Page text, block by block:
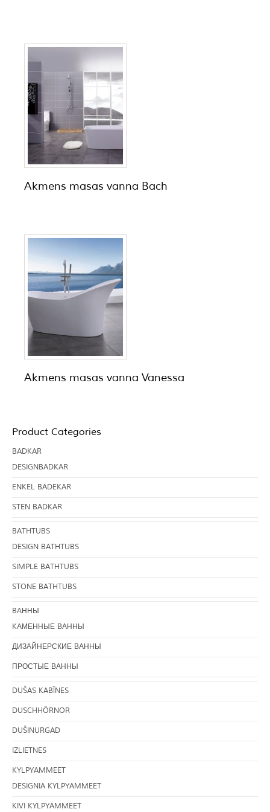
Akmens masas vanna Bach
Akmens masas vanna Vanessa
Product Categories
BADKAR
DESIGNBADKAR
ENKEL BADEKAR
STEN BADKAR
BATHTUBS
DESIGN BATHTUBS
SIMPLE BATHTUBS
STONE BATHTUBS
BАННЫ
KАМЕННЫЕ ВАННЫ
ДИЗАЙНЕРСКИЕ ВАННЫ
ПРОСТЫЕ ВАННЫ
DUŠAS KABĪNES
DUSCHHÖRNOR
DUŠINURGAD
IZLIETNES
KYLPYAMMEET
DESIGNIA KYLPYAMMEET
KIVI KYLPYAMMEET